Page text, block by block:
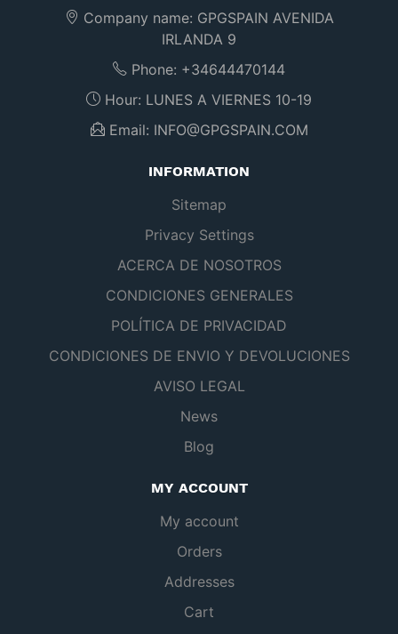
Company name: GPGSPAIN AVENIDA
IRLANDA 9
Phone: +34644470144
Hour: LUNES A VIERNES 10-19
Email: INFO@GPGSPAIN.COM
INFORMATION
Sitemap
Privacy Settings
ACERCA DE NOSOTROS
CONDICIONES GENERALES
POLÍTICA DE PRIVACIDAD
CONDICIONES DE ENVIO Y DEVOLUCIONES
AVISO LEGAL
News
Blog
MY ACCOUNT
My account
Orders
Addresses
Cart